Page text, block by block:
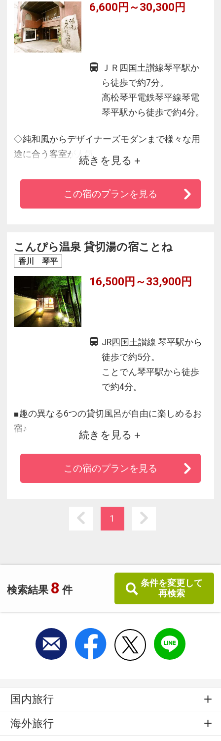
検索結果 8 件
条件を変更して
再検索
6,600円～30,300円
ＪＲ四国土讃線琴平駅か
ら徒歩で約7分。
高松琴平電鉄琴平線琴電
琴平駅から徒歩で約4分。
◇純和風からデザイナーズモダンまで様々な用
途に合う客室が人気
◇瀬戸内と讃岐の豊富な幸がつまったお料理を
ご用意
◇屋上露天風呂からはこんぴらさんや門前町、
望風呂が人気
◇四国で随一混浴露天風呂がございます（女性
続きを見る
この宿のプランを見る
こんぴら温泉 貸切湯の宿ことね
香川 琴平
16,500円～33,900円
JR四国土讃線 琴平駅から
徒歩で約5分。
ことでん琴平駅から徒歩
で約4分。
■趣の異なる6つの貸切風呂が自由に楽しめるお
宿♪
・表参道の喧騒から離れた裏参道で静けさが心
地良い
・瀬戸内産の魚介や野菜を使ったオリジナル会
お風呂も利用できる
・Ｗｉ-Ｆｉ全館利用可能だから快適
JR琴平駅・ことでん琴平駅まで２～３分でお迎
続きを見る
この宿のプランを見る
1
国内旅行
海外旅行